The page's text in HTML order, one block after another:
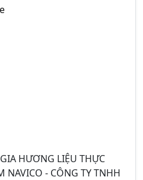
HƯƠNG LIỆU THỰC
NAVICO - CÔNG TY TNHH